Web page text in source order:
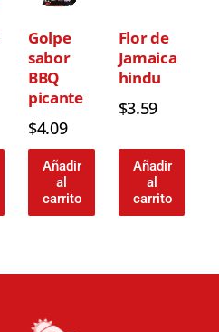
Golpe
sabor
BBQ
picante
$4.09
Añadir
al
carrito
Flor de
Jamaica
hindu
$3.59
Añadir
al
carrito